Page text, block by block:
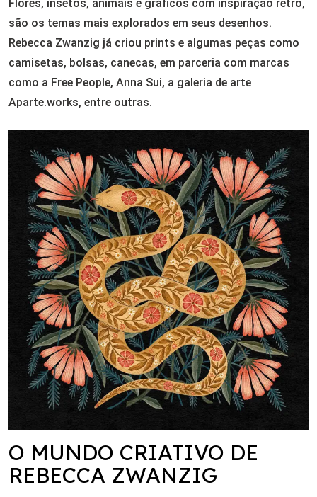
Flores, insetos, animais e gráficos com inspiração retrô,
são os temas mais explorados em seus desenhos.
Rebecca Zwanzig já criou prints e algumas peças como
camisetas, bolsas, canecas, em parceria com marcas
como a Free People, Anna Sui, a galeria de arte
Aparte.works, entre outras.
O MUNDO CRIATIVO DE
REBECCA ZWANZIG